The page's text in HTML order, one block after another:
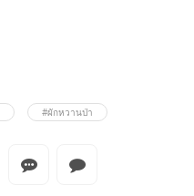
#ผักหวานป่า